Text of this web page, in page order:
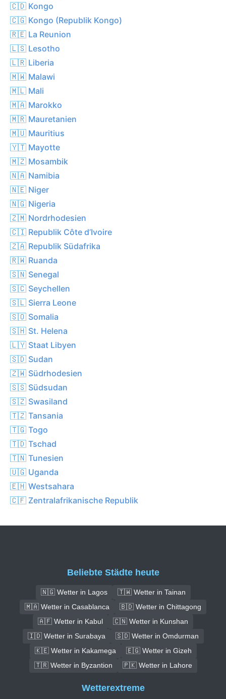
🇨🇩 Kongo
🇨🇬 Kongo (Republik Kongo)
🇷🇪 La Reunion
🇱🇸 Lesotho
🇱🇷 Liberia
🇲🇼 Malawi
🇲🇱 Mali
🇲🇦 Marokko
🇲🇷 Mauretanien
🇲🇺 Mauritius
🇾🇹 Mayotte
🇲🇿 Mosambik
🇳🇦 Namibia
🇳🇪 Niger
🇳🇬 Nigeria
🇿🇲 Nordrhodesien
🇨🇮 Republik Côte d’Ivoire
🇿🇦 Republik Südafrika
🇷🇼 Ruanda
🇸🇳 Senegal
🇸🇨 Seychellen
🇸🇱 Sierra Leone
🇸🇴 Somalia
🇸🇭 St. Helena
🇱🇾 Staat Libyen
🇸🇩 Sudan
🇿🇼 Südrhodesien
🇸🇸 Südsudan
🇸🇿 Swasiland
🇹🇿 Tansania
🇹🇬 Togo
🇹🇩 Tschad
🇹🇳 Tunesien
🇺🇬 Uganda
🇪🇭 Westsahara
🇨🇫 Zentralafrikanische Republik
Beliebte Städte heute
🇳🇬 Wetter in Lagos
🇹🇼 Wetter in Tainan
🇲🇦 Wetter in Casablanca
🇧🇩 Wetter in Chittagong
🇦🇫 Wetter in Kabul
🇨🇳 Wetter in Kunshan
🇮🇩 Wetter in Surabaya
🇸🇩 Wetter in Omdurman
🇰🇪 Wetter in Kakamega
🇪🇬 Wetter in Gizeh
🇹🇷 Wetter in Byzantion
🇵🇰 Wetter in Lahore
Wetterextreme